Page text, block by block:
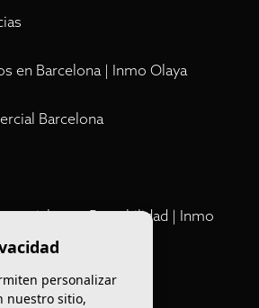
en Barcelona | Inmo Olaya
Barcelona
en Rentabilidad | Inmo
personalizar
nuestro sitio,